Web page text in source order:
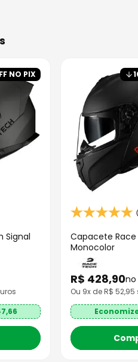
NO PIX
Signal
Capacete Race
Monocolor
R$ 428,90no
Ou 9x de R$52,95